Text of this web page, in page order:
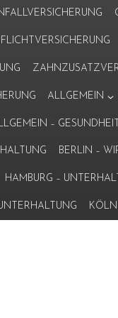
ALLGEMEIN
– GESUNDHEIT
BERLIN –
HAMBURG –